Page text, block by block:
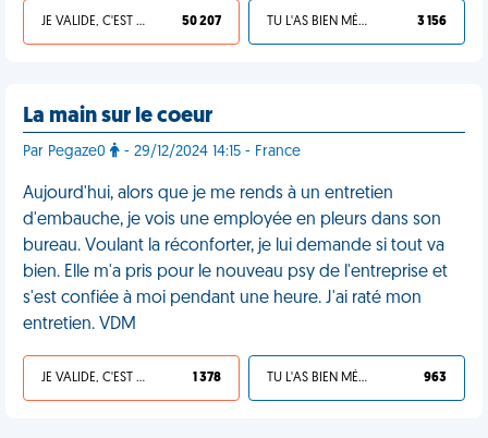
JE VALIDE, C'EST UNE VDM 50 207 TU L'AS BIEN MÉRITÉ 3 156
La main sur le coeur
Par Pegaze0 - 29/12/2024 14:15 - France
Aujourd'hui, alors que je me rends à un entretien
d'embauche, je vois une employée en pleurs dans son
bureau. Voulant la réconforter, je lui demande si tout va
bien. Elle m'a pris pour le nouveau psy de l'entreprise et
s'est confiée à moi pendant une heure. J'ai raté mon
entretien. VDM
JE VALIDE, C'EST UNE VDM 1 378 TU L'AS BIEN MÉRITÉ 963